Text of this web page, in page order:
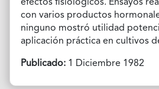
efectos fisiológicos. Ensayos
con varios productos
ninguno mostró utilidad
aplicación práctica en cultivos
Publicado:1 Diciembre 1982